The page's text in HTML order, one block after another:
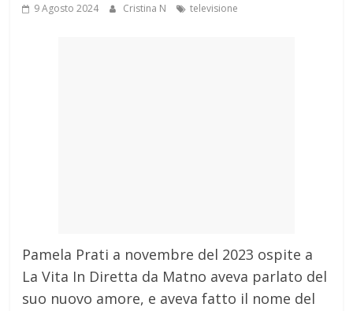
9 Agosto 2024 Cristina N televisione
Pamela Prati a novembre del 2023 ospite a
La Vita In Diretta da Matno aveva parlato del
suo nuovo amore, e aveva fatto il nome del